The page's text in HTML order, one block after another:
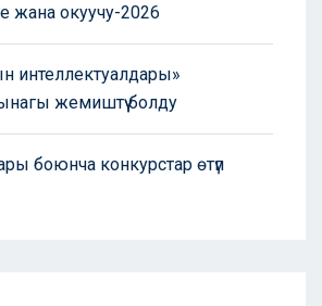
жана окуучу-2026
интеллектуалдары»
жемиштүү болду
боюнча конкурстар өтүп